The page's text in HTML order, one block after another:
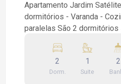
Apartamento Jardim Satélite
dormitórios - Varanda - Cozinha - 2
paralelas São 2 dormitórios sendo 1 suíte, suíte
varanda, cozinha com
de serviços. Condomínio com portaria 24 horas,
piscina, playground, salão
2
Dorm.
1
Suite
2